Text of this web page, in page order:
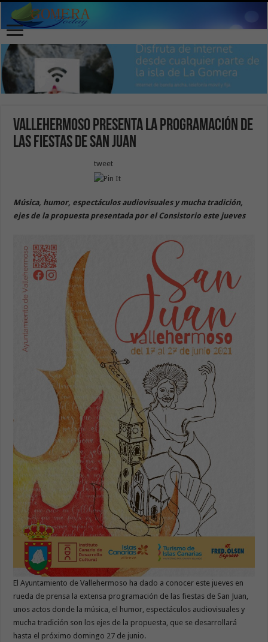
Vallehermoso presenta la programación de
las fiestas de San Juan
tweet
Música, humor, espectáculos audiovisuales y mucha tradición,
ejes de la propuesta presentada por el Consistorio este jueves
El Ayuntamiento de Vallehermoso ha dado a conocer este jueves en
rueda de prensa la extensa programación de las fiestas de San Juan,
unos actos donde la música, el humor, espectáculos audiovisuales y
mucha tradición son los ejes de la propuesta, que se desarrollará
hasta el próximo domingo 27 de junio.